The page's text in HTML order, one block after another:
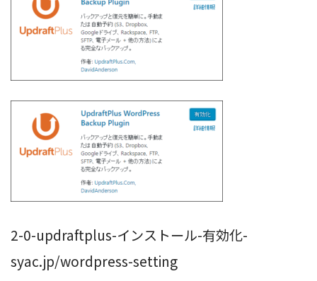
2-0-updraftplus-インストール-有効化-
syac.jp/wordpress-setting